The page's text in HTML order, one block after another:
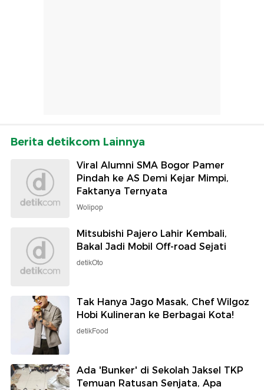
Berita detikcom Lainnya
Viral Alumni SMA Bogor Pamer
Pindah ke AS Demi Kejar Mimpi,
Faktanya Ternyata
Wolipop
Mitsubishi Pajero Lahir Kembali,
Bakal Jadi Mobil Off-road Sejati
detikOto
Tak Hanya Jago Masak, Chef Wilgoz
Hobi Kulineran ke Berbagai Kota!
detikFood
Ada 'Bunker' di Sekolah Jaksel TKP
Temuan Ratusan Senjata, Apa